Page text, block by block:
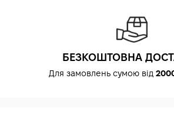
БЕЗКОШТОВНА
Для замовлень сумою від